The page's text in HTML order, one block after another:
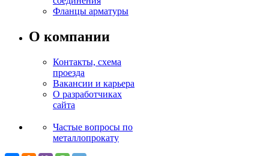
Фланцы арматуры
О компании
Контакты, схема
проезда
Вакансии и карьера
О разработчиках
сайта
Частые вопросы по
металлопрокату